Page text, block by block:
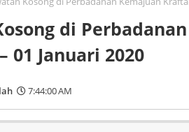
di
01 Januari 2020
7:44:00 AM